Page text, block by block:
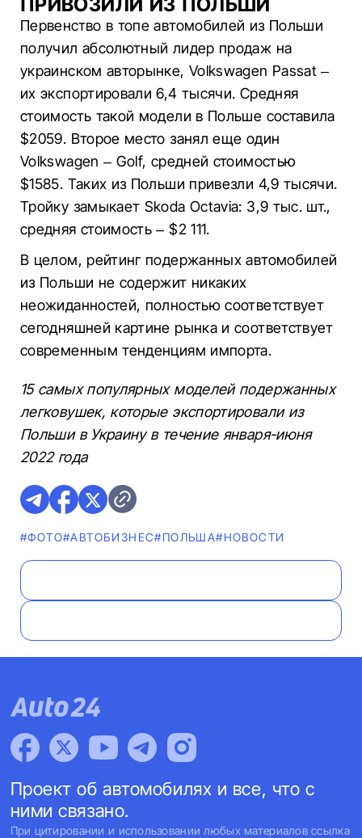
Первенство в топе автомобилей из Польши
получил абсолютный лидер продаж на
украинском авторынке, Volkswagen Passat –
их экспортировали 6,4 тысячи. Средняя
стоимость такой модели в Польше составила
$2059. Второе место занял еще один
Volkswagen – Golf, средней стоимостью
$1585. Таких из Польши привезли 4,9 тысячи.
Тройку замыкает Skoda Octavia: 3,9 тыс. шт.,
средняя стоимость – $2 111.
В целом, рейтинг подержанных автомобилей
из Польши не содержит никаких
неожиданностей, полностью соответствует
сегодняшней картине рынка и соответствует
современным тенденциям импорта.
15 самых популярных моделей подержанных
легковушек, которые экспортировали из
Польши в Украину в течение января-июня
2022 года
#ФОТО#AВТОБИЗНЕС#ПОЛЬША#НОВОСТИ
Проект об автомобилях и все, что с
ними связано.
При цитировании и использовании любых материалов ссылка